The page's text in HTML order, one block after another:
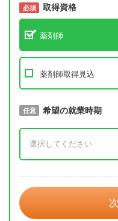
必須 取得資格
薬剤師
薬剤師取得見込
必須 取得予定年
任意 希望の就業時期